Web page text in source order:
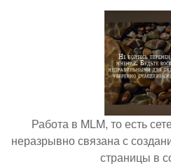
Работа в MLM, то есть
неразрывно связана с
страницы в